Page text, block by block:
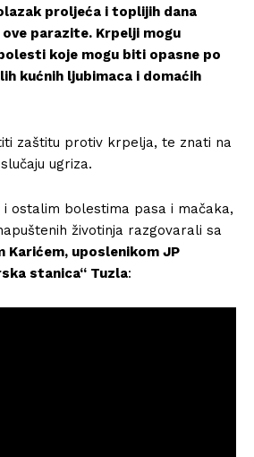
proljeća i toplijih dana
parazite. Krpelji mogu
koje mogu biti opasne po
kućnih ljubimaca i domaćih
zaštitu protiv krpelja, te znati na
ugriza.
i ostalim bolestima pasa i mačaka,
životinja razgovarali sa
Karićem, uposlenikom JP
stanica“ Tuzla: